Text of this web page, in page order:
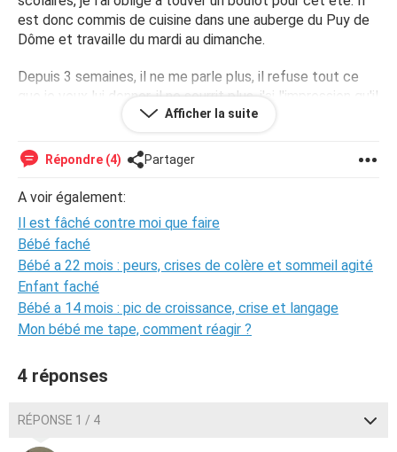
est donc commis de cuisine dans une auberge du Puy de
Dôme et travaille du mardi au dimanche.
Depuis 3 semaines, il ne me parle plus, il refuse tout ce
que je veux lui donner, il ne sourrit plus, j'ai l'impression qu'il
me boude. Je lui ai demandé s'il était en colère après moi,
Mais j'ai l'impression qu'il n'est pas bien, et j'en suis très
très malheureuse...Je n'ai plus aucun dialogue avec lui. Je
Que faire ?
Merci de vos conseils.
Afficher la suite
Répondre (4) Partager
A voir également:
Il est fâché contre moi que faire
Bébé faché
Bébé a 22 mois : peurs, crises de colère et sommeil agité
Enfant faché
Bébé a 14 mois : pic de croissance, crise et langage
Mon bébé me tape, comment réagir ?
4 réponses
RÉPONSE 1 / 4